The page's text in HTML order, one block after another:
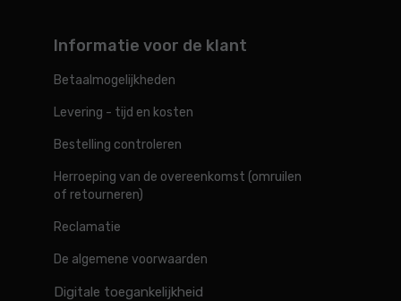
Informatie voor de klant
Betaalmogelijkheden
Levering - tijd en kosten
Bestelling controleren
Herroeping van de overeenkomst (omruilen
of retourneren)
Reclamatie
De algemene voorwaarden
Digitale toegankelijkheid